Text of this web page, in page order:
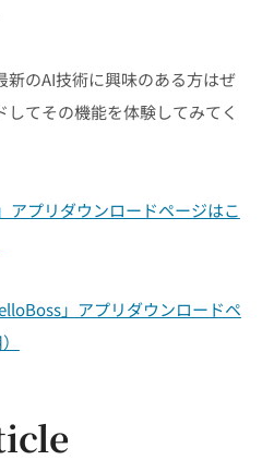
のAI技術に興味のある方はぜ
てその機能を体験してみてく
アプリダウンロードページはこ
」アプリダウンロードペ